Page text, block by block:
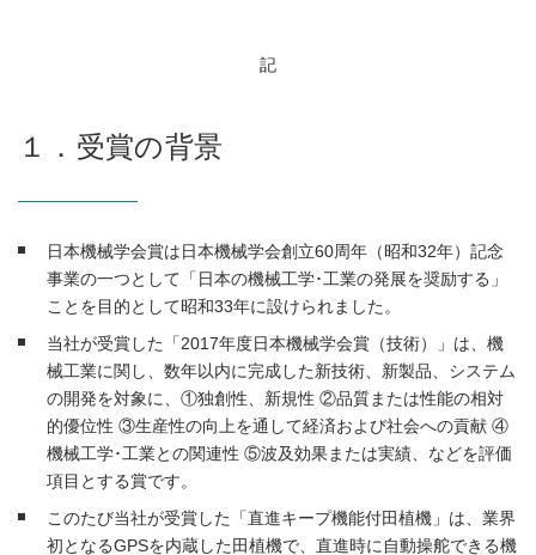
記
１．受賞の背景
日本機械学会賞は日本機械学会創立60周年（昭和32年）記念
事業の一つとして「日本の機械工学･工業の発展を奨励する」
ことを目的として昭和33年に設けられました。
当社が受賞した「2017年度日本機械学会賞（技術）」は、機
械工業に関し、数年以内に完成した新技術、新製品、システム
の開発を対象に、①独創性、新規性 ②品質または性能の相対
的優位性 ③生産性の向上を通して経済および社会への貢献 ④
機械工学･工業との関連性 ⑤波及効果または実績、などを評価
項目とする賞です。
このたび当社が受賞した「直進キープ機能付田植機」は、業界
初となるGPSを内蔵した田植機で、直進時に自動操舵できる機